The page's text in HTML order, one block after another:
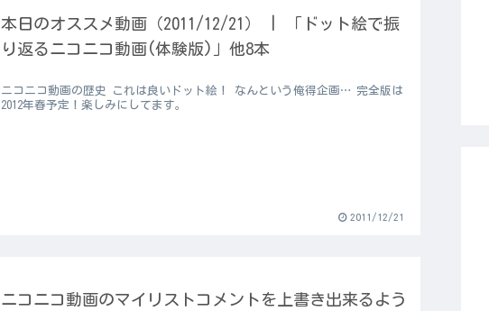
本日のオススメ動画（2011/12/21） | 「ドット絵で振
り返るニコニコ動画(体験版)」他8本
ニコニコ動画の歴史 これは良いドット絵！ なんという俺得企画… 完全版は
2012年春予定！楽しみにしてます。
2011/12/21
ニコニコ動画のマイリストコメントを上書き出来るよう